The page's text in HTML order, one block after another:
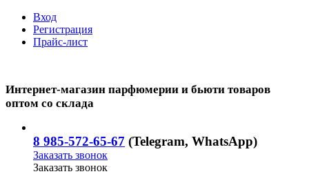
Вход
Регистрация
Прайс-лист
Интернет-магазин парфюмерии и бьюти товаров
оптом со склада
8 985-572-65-67 (Telegram, WhatsApp)
Заказать звонок
Заказать звонок